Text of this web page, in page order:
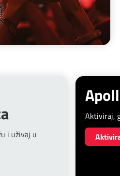
i uživaj u
Aktiviraj,